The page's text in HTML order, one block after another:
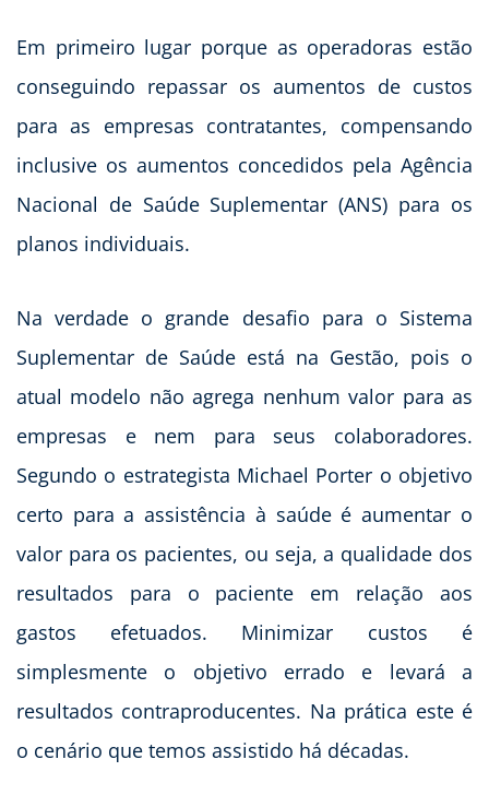
Em primeiro lugar porque as operadoras estão
conseguindo repassar os aumentos de custos
para as empresas contratantes, compensando
inclusive os aumentos concedidos pela Agência
Nacional de Saúde Suplementar (ANS) para os
planos individuais.
Na verdade o grande desafio para o Sistema
Suplementar de Saúde está na Gestão, pois o
atual modelo não agrega nenhum valor para as
empresas e nem para seus colaboradores.
Segundo o estrategista Michael Porter o objetivo
certo para a assistência à saúde é aumentar o
valor para os pacientes, ou seja, a qualidade dos
resultados para o paciente em relação aos
gastos efetuados. Minimizar custos é
simplesmente o objetivo errado e levará a
resultados contraproducentes. Na prática este é
o cenário que temos assistido há décadas.